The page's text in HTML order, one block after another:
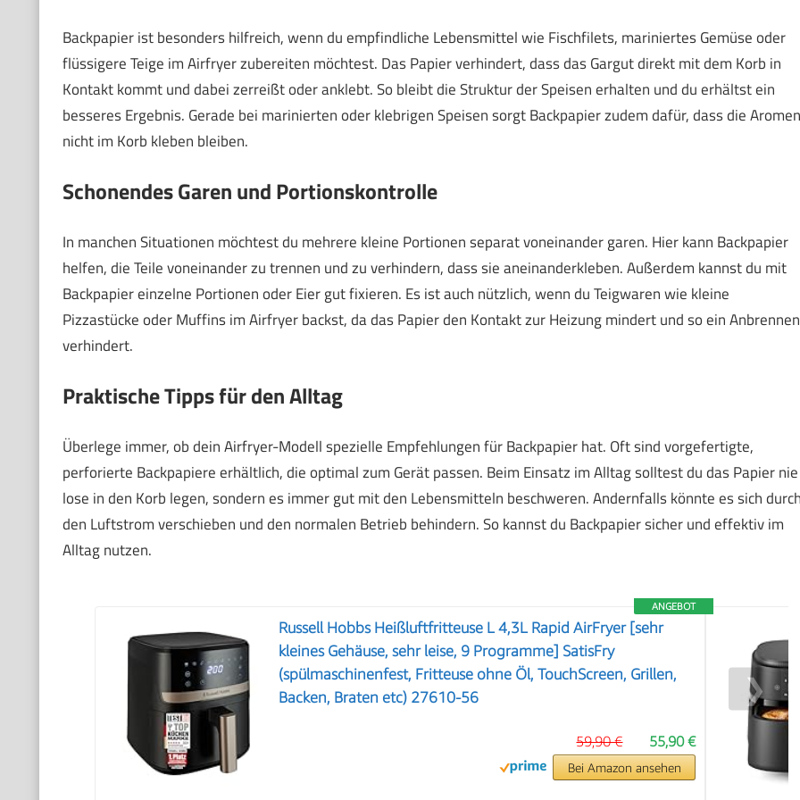
Backpapier ist besonders hilfreich, wenn du empfindliche Lebensmittel wie Fischfilets, mariniertes Gemüse oder
flüssigere Teige im Airfryer zubereiten möchtest. Das Papier verhindert, dass das Gargut direkt mit dem Korb in
Kontakt kommt und dabei zerreißt oder anklebt. So bleibt die Struktur der Speisen erhalten und du erhältst ein
besseres Ergebnis. Gerade bei marinierten oder klebrigen Speisen sorgt Backpapier zudem dafür, dass die Aromen
nicht im Korb kleben bleiben.
Schonendes Garen und Portionskontrolle
In manchen Situationen möchtest du mehrere kleine Portionen separat voneinander garen. Hier kann Backpapier
helfen, die Teile voneinander zu trennen und zu verhindern, dass sie aneinanderkleben. Außerdem kannst du mit
Backpapier einzelne Portionen oder Eier gut fixieren. Es ist auch nützlich, wenn du Teigwaren wie kleine
Pizzastücke oder Muffins im Airfryer backst, da das Papier den Kontakt zur Heizung mindert und so ein Anbrennen
verhindert.
Praktische Tipps für den Alltag
Überlege immer, ob dein Airfryer-Modell spezielle Empfehlungen für Backpapier hat. Oft sind vorgefertigte,
perforierte Backpapiere erhältlich, die optimal zum Gerät passen. Beim Einsatz im Alltag solltest du das Papier nie
lose in den Korb legen, sondern es immer gut mit den Lebensmitteln beschweren. Andernfalls könnte es sich
den Luftstrom verschieben und den normalen Betrieb behindern. So kannst du Backpapier sicher und effektiv im
Alltag nutzen.
ANGEBOT
Russell Hobbs Heißluftfritteuse L 4,3L Rapid AirFryer [sehr
kleines Gehäuse, sehr leise, 9 Programme] SatisFry
(spülmaschinenfest, Fritteuse ohne Öl, TouchScreen, Grillen,
Backen, Braten etc) 27610-56
55,90 €
59,90 €
Bei Amazon ansehen
❯